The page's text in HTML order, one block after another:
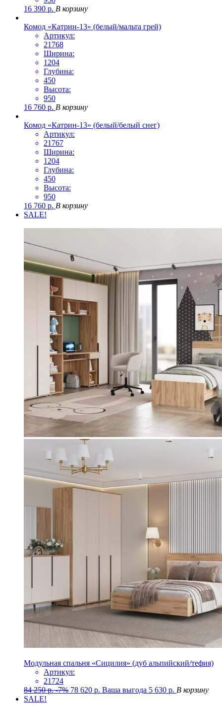
16 390 р. В корзину
Комод «Катрин-13» (белый/мальта грей)
Артикул:
21768
Ширина:
1204
Глубина:
450
Высота:
950
16 760 р. В корзину
Комод «Катрин-13» (белый/белый снег)
Артикул:
21767
Ширина:
1204
Глубина:
450
Высота:
950
16 760 р. В корзину
SALE!
Модульная спальня «Сицилия» (дуб альпийский/тефия)
Артикул:
21724
84 250р. -7% 78 620 р. Ваша выгода 5 630 р. В корзину
SALE!